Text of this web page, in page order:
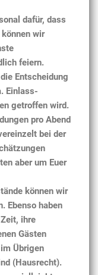
dafür, dass
wir
feiern.
Entscheidung
Einlass-
getroffen wird.
pro Abend
bei der
aber um Euer
können wir
Ebenso haben
ihre
Gästen
Übrigen
(Hausrecht).